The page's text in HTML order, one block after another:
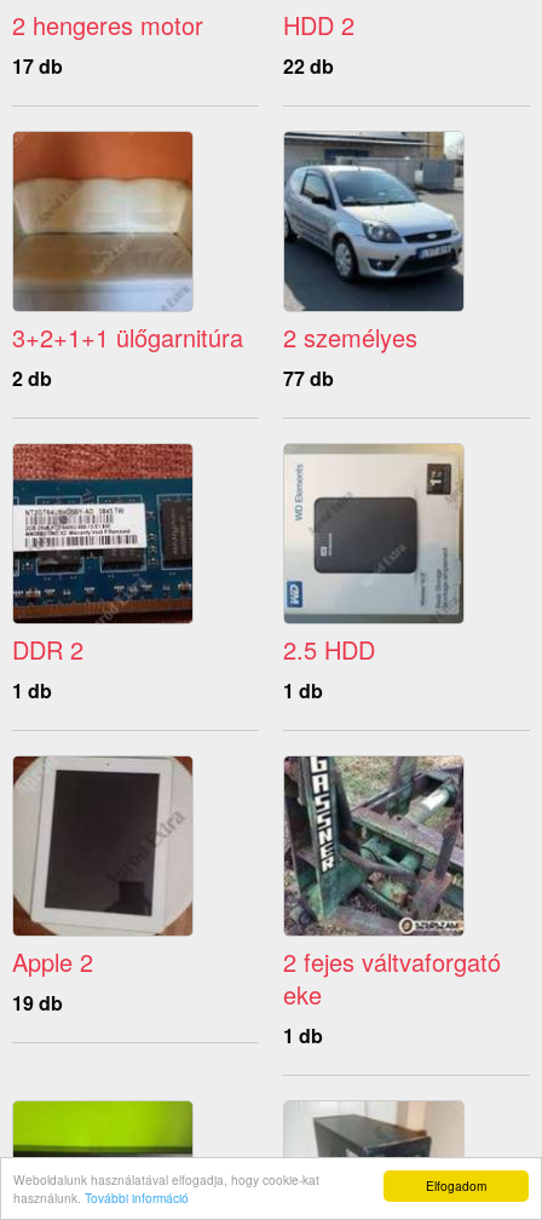
Elfogadom
Weboldalunk használatával elfogadja, hogy cookie-kat
használunk. További információ
2 hengeres motor
17 db
HDD 2
22 db
3+2+1+1 ülőgarnitúra
2 db
2 személyes
77 db
DDR 2
1 db
2.5 HDD
1 db
Apple 2
19 db
2 fejes váltvaforgató
eke
1 db